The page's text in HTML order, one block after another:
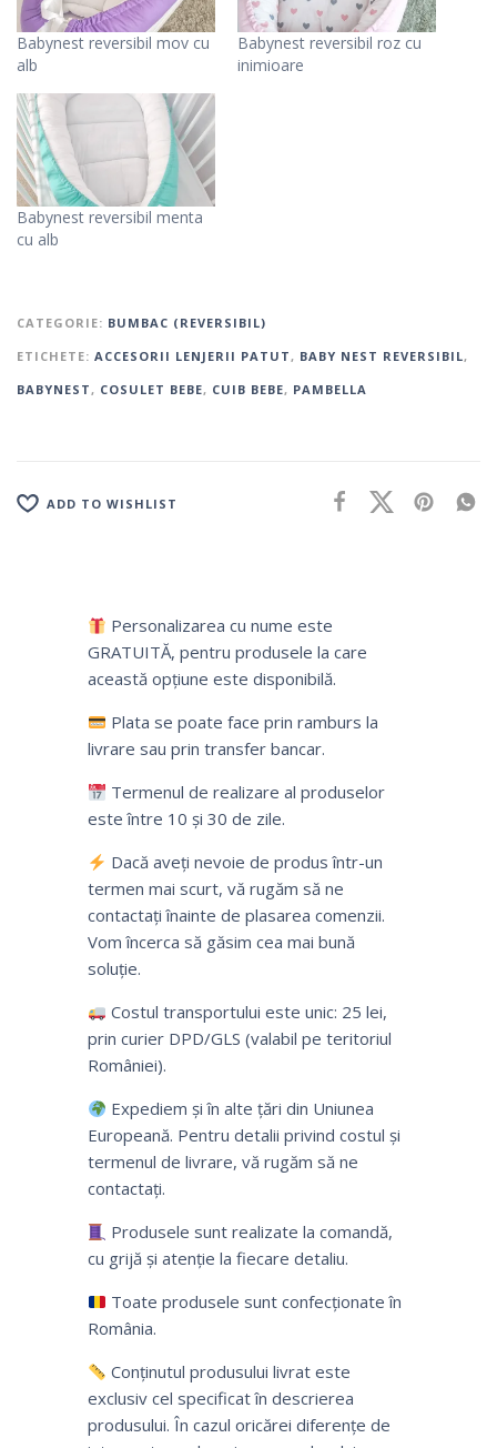
Babynest reversibil mov cu
alb
Babynest reversibil roz cu
inimioare
Babynest reversibil menta
cu alb
CATEGORIE: BUMBAC (REVERSIBIL)
ETICHETE: ACCESORII LENJERII PATUT, BABY NEST REVERSIBIL,
BABYNEST, COSULET BEBE, CUIB BEBE, PAMBELLA
ADD TO WISHLIST
Personalizarea cu nume este
GRATUITĂ, pentru produsele la care
această opțiune este disponibilă.
Plata se poate face prin ramburs la
livrare sau prin transfer bancar.
Termenul de realizare al produselor
este între 10 și 30 de zile.
Dacă aveți nevoie de produs într-un
termen mai scurt, vă rugăm să ne
contactați înainte de plasarea comenzii.
Vom încerca să găsim cea mai bună
soluție.
Costul transportului este unic: 25 lei,
prin curier DPD/GLS (valabil pe teritoriul
României).
Expediem și în alte țări din Uniunea
Europeană. Pentru detalii privind costul și
termenul de livrare, vă rugăm să ne
contactați.
Produsele sunt realizate la comandă,
cu grijă și atenție la fiecare detaliu.
Toate produsele sunt confecționate în
România.
Conținutul produsului livrat este
exclusiv cel specificat în descrierea
produsului. În cazul oricărei diferențe de